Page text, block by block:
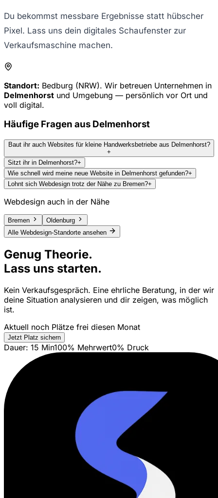
Du bekommst messbare Ergebnisse statt hübscher
Pixel. Lass uns dein digitales Schaufenster zur
Verkaufsmaschine machen.
Standort: Bedburg (NRW). Wir betreuen Unternehmen in
Delmenhorst und Umgebung — persönlich vor Ort und
voll digital.
Häufige Fragen aus Delmenhorst
Baut ihr auch Websites für kleine Handwerksbetriebe aus Delmenhorst?
+
Sitzt ihr in Delmenhorst?+
Wie schnell wird meine neue Website in Delmenhorst gefunden?+
Lohnt sich Webdesign trotz der Nähe zu Bremen?+
Webdesign auch in der Nähe
Bremen
Oldenburg
Alle Webdesign-Standorte ansehen
Genug Theorie.
Lass uns starten.
Kein Verkaufsgespräch. Eine ehrliche Beratung, in der wir
deine Situation analysieren und dir zeigen, was möglich
ist.
Aktuell noch Plätze frei diesen Monat
Jetzt Platz sichern
Dauer: 15 Min100% Mehrwert0% Druck